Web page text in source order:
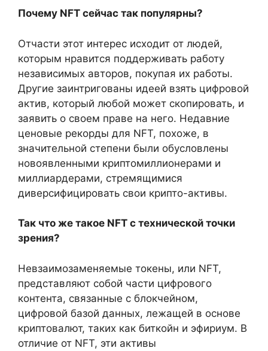
Почему NFT сейчас так популярны?
Отчасти этот интерес исходит от людей,
которым нравится поддерживать работу
независимых авторов, покупая их работы.
Другие заинтригованы идеей взять цифровой
актив, который любой может скопировать, и
заявить о своем праве на него. Недавние
ценовые рекорды для NFT, похоже, в
значительной степени были обусловлены
новоявленными криптомиллионерами и
миллиардерами, стремящимися
диверсифицировать свои крипто-активы.
Так что же такое NFT с технической точки
зрения?
Невзаимозаменяемые токены, или NFT,
представляют собой части цифрового
контента, связанные с блокчейном,
цифровой базой данных, лежащей в основе
криптовалют, таких как биткойн и эфириум. В
отличие от NFT, эти активы